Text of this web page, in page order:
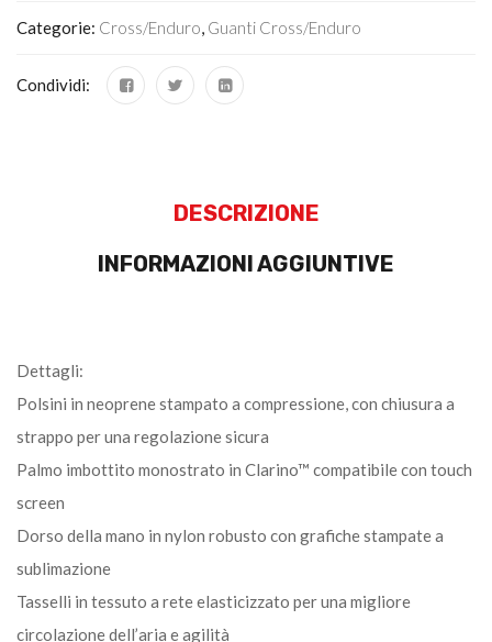
Categorie: Cross/Enduro, Guanti Cross/enduro
Condividi:
DESCRIZIONE
INFORMAZIONI AGGIUNTIVE
Dettagli:
Polsini in neoprene stampato a compressione, con chiusura a
strappo per una regolazione sicura
Palmo imbottito monostrato in Clarino™ compatibile con touch
screen
Dorso della mano in nylon robusto con grafiche stampate a
sublimazione
Tasselli in tessuto a rete elasticizzato per una migliore
circolazione dell’aria e agilità